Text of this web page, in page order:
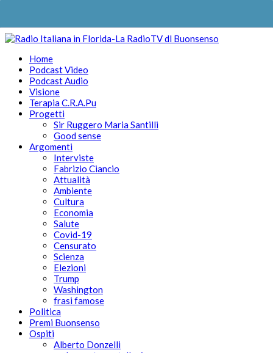
Home
Podcast Video
Podcast Audio
Visione
Terapia C.R.A.Pu
Progetti
Sir Ruggero Maria Santilli
Good sense
Argomenti
Interviste
Fabrizio Ciancio
Attualità
Ambiente
Cultura
Economia
Salute
Covid-19
Censurato
Scienza
Elezioni
Trump
Washington
frasi famose
Politica
Premi Buonsenso
Ospiti
Alberto Donzelli